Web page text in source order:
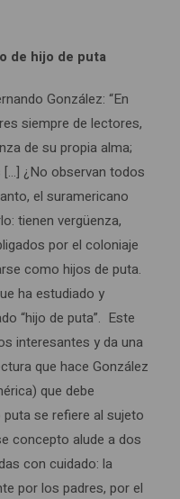
de hijo de puta
González: “En
siempre de lectores,
de su propia alma;
¿No observan todos
el suramericano
tienen vergüenza,
por el coloniaje
como hijos de puta.
ha estudiado y
“hijo de puta”. Este
interesantes y da una
que hace González
que debe
se refiere al sujeto
concepto alude a dos
con cuidado: la
por los padres, por el